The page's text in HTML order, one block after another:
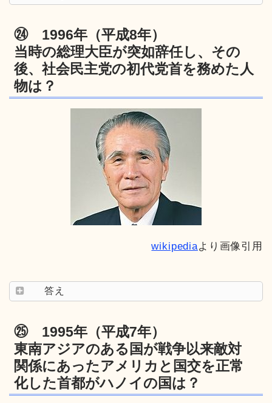
㉔ 1996年（平成8年）
当時の総理大臣が突如辞任し、その
後、社会民主党の初代党首を務めた人
物は？
wikipediaより画像引用
答え
㉕ 1995年（平成7年）
東南アジアのある国が戦争以来敵対
関係にあったアメリカと国交を正常
化した首都がハノイの国は？